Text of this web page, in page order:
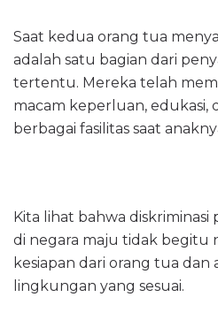
Saat kedua orang tua
adalah satu bagian dari
tertentu. Mereka telah
macam keperluan, edukasi,
berbagai fasilitas saat
Kita lihat bahwa diskriminasi
di negara maju tidak begitu
kesiapan dari orang tua dan
lingkungan yang sesuai.